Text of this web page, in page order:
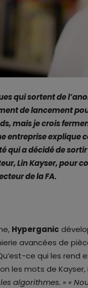
qui sortent de
de lancement
mais je crois
entreprise explique
qui a décidé de
Lin Kayser, pour
de la FA.
Hyperganic
avancées de
ce qui les rend
les mots de Kayser,
algorithmes. » «